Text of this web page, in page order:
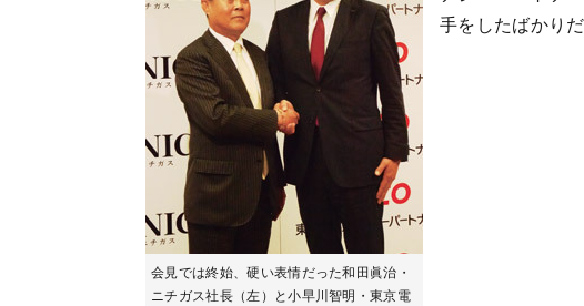
会見では終始、硬い表情だった和田眞治・
ニチガス社長（左）と小早川智明・東京電
手をしたばかりだ